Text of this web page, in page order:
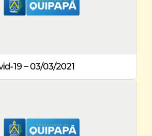
19 – 03/03/2021